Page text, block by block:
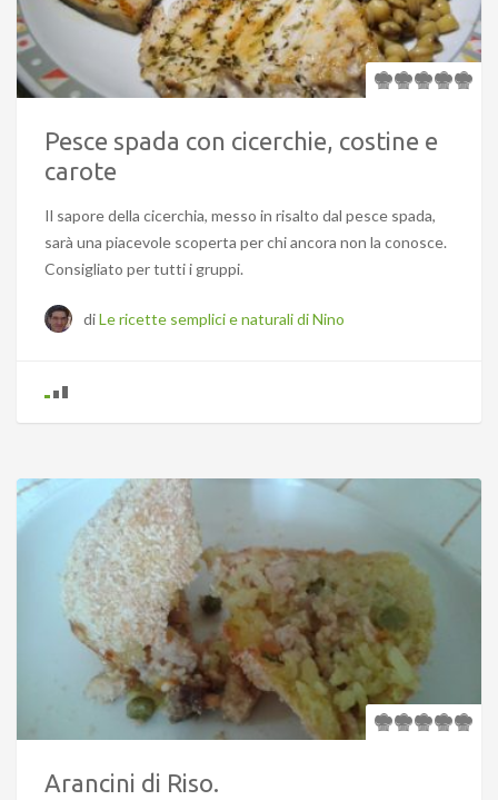
Pesce spada con cicerchie, costine e
carote
Il sapore della cicerchia, messo in risalto dal pesce spada,
sarà una piacevole scoperta per chi ancora non la conosce.
Consigliato per tutti i gruppi.
diLe ricette semplici e naturali di Nino
Arancini di Riso.